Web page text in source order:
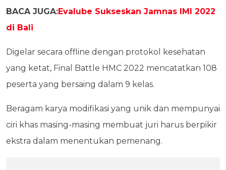
BACA JUGA:Evalube Sukseskan Jamnas IMI 2022
di Bali
Digelar secara offline dengan protokol kesehatan
yang ketat, Final Battle HMC 2022 mencatatkan 108
peserta yang bersaing dalam 9 kelas.
Beragam karya modifikasi yang unik dan mempunyai
ciri khas masing-masing membuat juri harus berpikir
ekstra dalam menentukan pemenang.